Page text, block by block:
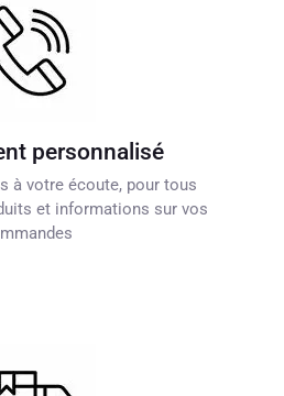
personnalisé
à votre écoute, pour tous
et informations sur vos